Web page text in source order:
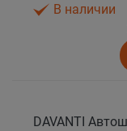
В наличии